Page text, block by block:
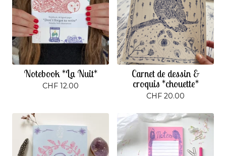
Notebook *La Nuit*
CHF 12.00
Carnet de dessin &
croquis *chouette*
CHF 20.00